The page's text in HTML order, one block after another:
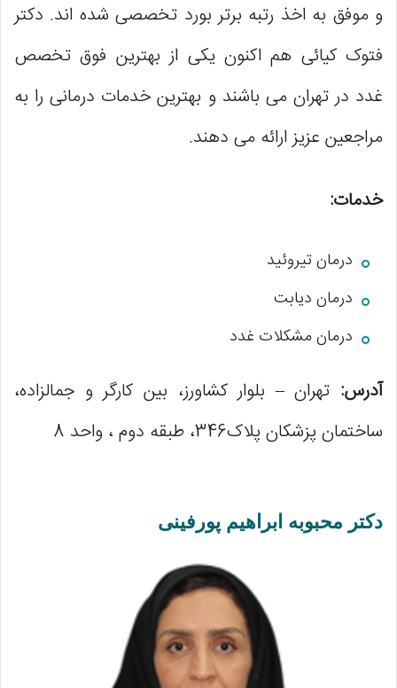
و موفق به اخذ رتبه برتر بورد تخصصی شده اند. دکتر
فتوک کیائی هم اکنون یکی از بهترین فوق تخصص
غدد در تهران می باشند و بهترین خدمات درمانی را به
مراجعین عزیز ارائه می دهند.
خدمات:
درمان تیروئید
درمان دیابت
درمان مشکلات غدد
آدرس: تهران – بلوار کشاورز، بین کارگر و جمالزاده،
ساختمان پزشکان پلاک346، طبقه دوم ، واحد 8
دکتر محبوبه ابراهیم پورفینی